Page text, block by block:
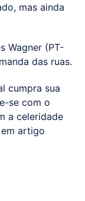
mas ainda
Wagner (PT-
das ruas.
cumpra sua
se com o
a celeridade
artigo